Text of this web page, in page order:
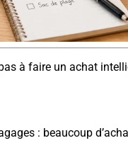
à faire un achat
: beaucoup